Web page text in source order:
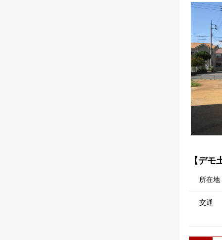
【デ
所在地
交通